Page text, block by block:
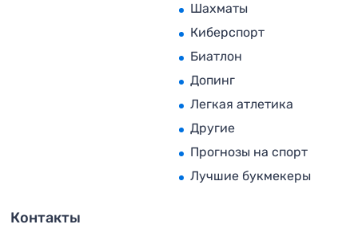
Шахматы
Киберспорт
Биатлон
Допинг
Легкая атлетика
Другие
Прогнозы на спорт
Лучшие букмекеры
Контакты